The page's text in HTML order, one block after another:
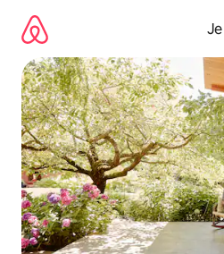
direct
naar
inhoud